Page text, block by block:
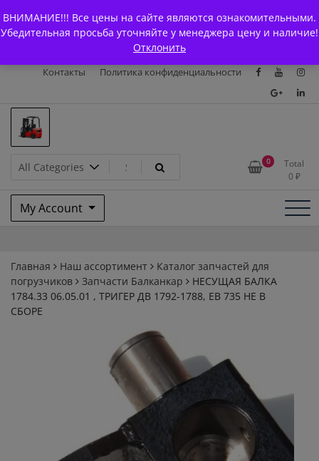
ВНИМАНИЕ!!! Все цены на сайте являются ознакомительными.
Убедительная просьба уточняйте у менеджера цену и наличие!
Отклонить
to
content
Главная
Магазин О Компании
Каталоги
Доставка и оплата
Контакты
Политика конфиденциальности
Запчасти для вилочых
погрузчиков и
электротележек Balkancar
0
Total
0 ₽
My Account
Главная Наш ассортимент
Каталог запчастей для
погрузчиков
Запчасти Балканкар
НЕСУЩАЯ БАЛКА
1784.33 06.05.01 , ТРИГЕР ДВ 1792-1788, ЕВ 735 НЕ В
СБОРЕ